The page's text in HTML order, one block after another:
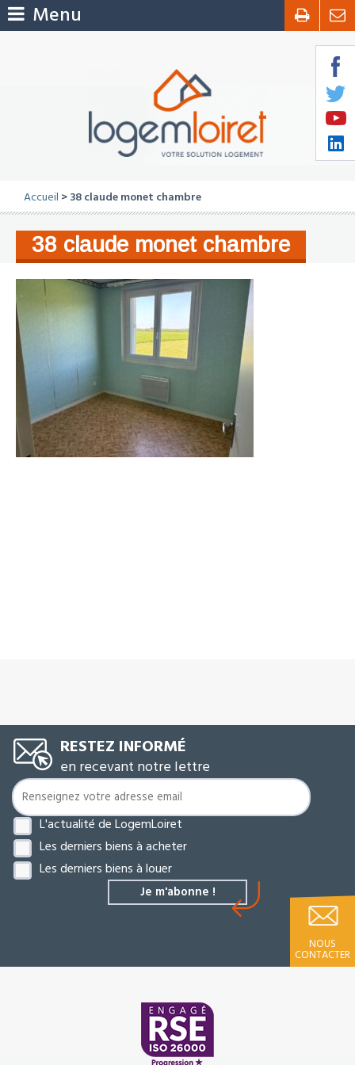
Menu
Accueil > 38 claude monet chambre
38 claude monet chambre
RESTEZ INFORMÉ
en recevant notre lettre
L'actualité de LogemLoiret
Les derniers biens à acheter
Les derniers biens à louer
NOUS
CONTACTER